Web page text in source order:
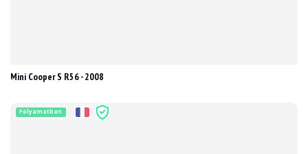
Mini Cooper S R56 - 2008
Folyamatban